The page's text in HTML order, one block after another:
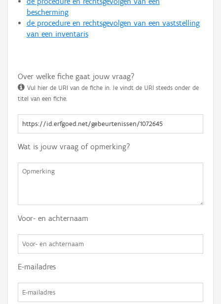
bescherming
de procedure en rechtsgevolgen van een vaststelling
van een inventaris
Over welke fiche gaat jouw vraag?
Vul hier de URI van de fiche in. Je vindt de URI steeds onder de
titel van een fiche.
Wat is jouw vraag of opmerking?
Voor- en achternaam
E-mailadres